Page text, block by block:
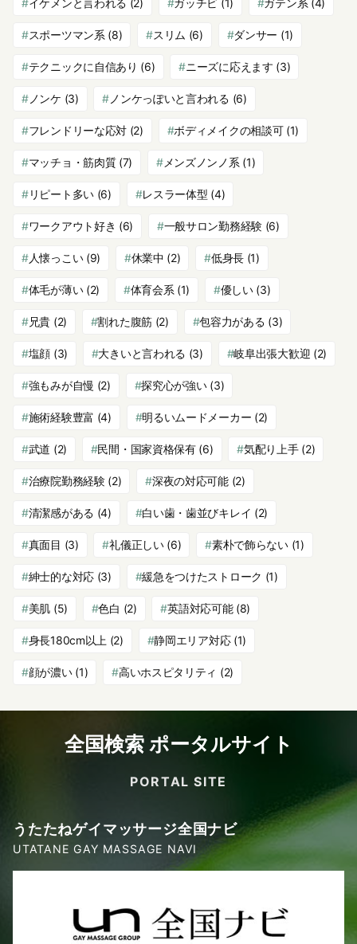
イケメンと言われる (2) ガッチビ (1) ガテン系 (4)
スポーツマン系 (8) スリム (6) ダンサー (1)
テクニックに自信あり (6) ニーズに応えます (3)
ノンケ (3) ノンケっぽいと言われる (6)
フレンドリーな応対 (2) ボディメイクの相談可(1)
マッチョ・筋肉質(7) メンズノンノ系 (1)
リピート多い(6) レスラー体型 (4)
ワークアウト好き (6) 一般サロン勤務経験(6)
人懐っこい(9) 休業中 (2) 低身長 (1)
体毛が薄い(2) 体育会系 (1) 優しい(3)
兄貴 (2) 割れた腹筋(2) 包容力がある (3)
塩顔 (3) 大きいと言われる (3) 岐阜出張大歓迎 (2)
強もみが自慢 (2) 探究心が強い(3)
施術経験豊富 (4) 明るいムードメーカー (2)
武道 (2) 民間・国家資格保有(6) 気配り上手(2)
治療院勤務経験(2) 深夜の対応可能(2)
清潔感がある (4) 白い歯・歯並びキレイ (2)
真面目 (3) 礼儀正しい(6) 素朴で飾らない(1)
紳士的な対応(3) 緩急をつけたストローク (1)
美肌 (5) 色白 (2) 英語対応可能(8)
身長180cm以上 (2) 静岡エリア対応(1)
顔が濃い(1) 高いホスピタリティ (2)
全国検索 ポータルサイト
PORTAL SITE
うたたねゲイマッサージ全国ナビ
UTATANE GAY MASSAGE NAVI